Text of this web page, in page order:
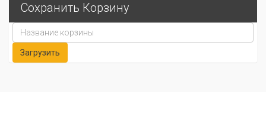
Сохранить Корзину